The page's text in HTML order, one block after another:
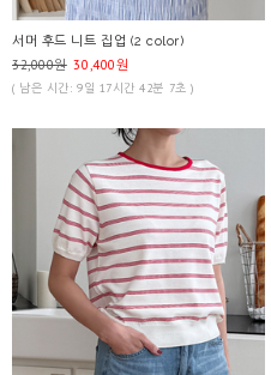
서머 후드 니트 집업 (2 color)
32,000원 30,400원
( 남은 시간: 9일 17시간 42분 7초 )